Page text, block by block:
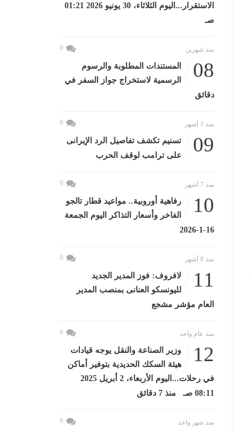
الاستقرار...اليوم الثلاثاء، 30 يونيو 2026 01:21
صـ
منذ شهرين 0
08
المستندات المطلوبة والرسوم
الرسمية لاستخراج جواز السفر في
دقائق
منذ 3 أشهر 0
09
تسنيم تكشف تفاصيل الرد الإيرانى
على ترامب لوقف الحرب
منذ 7 أشهر 0
10
رفاهية أوروبية.. مواعيد قطار تالجو
الفاخر وأسعار التذاكر اليوم الجمعة
16-1-2026
منذ 8 أشهر 0
11
لافروف: فوز المدير الجديد
لليونسكو العنانى بمنصب المدير
العام مؤشر مشجع
منذ عام واحد 0
12
وزير الصناعة والنقل يوجه قيادات
هيئة السكك الحديدية بتوفير أماكن
في رحلات...اليوم الأربعاء، 2 أبريل 2025
08:11 صـ منذ 7 دقائق
منذ شهر واحد 0